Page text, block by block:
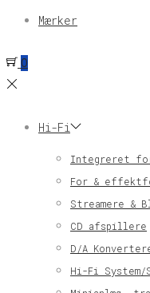
Mærker
0
Hi-Fi
Integreret
For &
Streamere &
CD afspillere
D/A
Hi-Fi System/